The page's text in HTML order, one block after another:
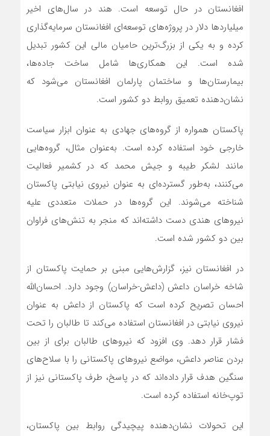
افغانستان در حال توسعه است. هند در سال‌های اخیر
میلیاردها دلار در پروژه‌های توسعه‌ای افغانستان سرمایه‌گذاری
کرده و به یکی از بزرگ‌ترین حامیان مالی این کشور تبدیل
شده است. این همکاری‌ها شامل ساخت جاده‌ها،
بیمارستان‌ها و ساختمان پارلمان افغانستان می‌شود که
نشان‌دهنده تعمیق روابط دو کشور است.
پاکستان همواره از گروه‌های جهادی به عنوان ابزار سیاست
خارجی خود استفاده کرده است. به‌عنوان مثال، گروه‌هایی
مانند لشکر طیبه و جیش محمد که در کشمیر فعالیت
می‌کنند، به‌طور گسترده‌ای به عنوان نیروی نیابتی پاکستان
شناخته می‌شوند. این گروه‌ها در حملات متعددی علیه
نیروهای هندی دست داشته‌اند که منجر به تنش‌های فراوان
بین دو کشور شده است.
در افغانستان نیز، گزارش‌هایی مبنی بر حمایت پاکستان از
شاخه خراسان داعش (داعش-خراسان) وجود دارد. احسان‌الله
احسان تصریح کرده است که پاکستان از داعش به عنوان
نیروی نیابتی در افغانستان استفاده می‌کند تا طالبان را تحت
فشار قرار دهد. وی افزود که نیروهای طالبان برای از بین
بردن عناصر داعش، مواضع نیروهای پاکستانی را با سلاح‌های
سنگین هدف قرار داده‌اند که در پاسخ، طرف پاکستانی نیز از
توپ‌خانه استفاده کرده است.
این تحولات نشان‌دهنده پیچیدگی روابط بین پاکستان،